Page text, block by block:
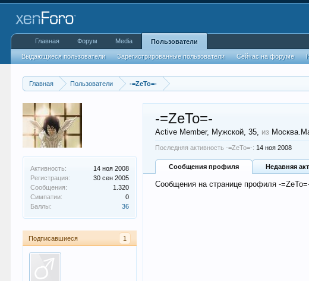
Главная Пользователи -=ZeTo=-
Активность:
14 ноя 2008
Регистрация:
30 сен 2005
Сообщения:
1.320
Симпатии:
0
Баллы:
36
Подписавшиеся 1
-=ZeTo=-
Active Member, Мужской, 35, из
Последняя активность -=ZeTo=-: 14 ноя 2008
Сообщения профиля Недавняя
Сообщения на странице профиля -
Главная Форум Media Пользователи
Выдающиеся пользователи Зарегистрированные пользователи Сейчас на форуме